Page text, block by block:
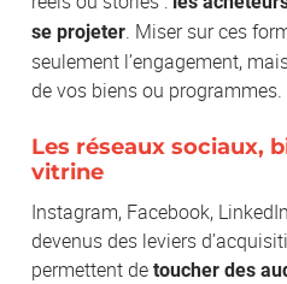
se projeter. Miser sur ces
seulement l’engagement,
de vos biens ou programmes.
Les réseaux sociaux,
vitrine
Instagram, Facebook,
devenus des leviers
permettent de toucher des